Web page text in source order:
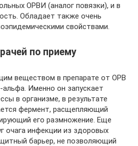
ОРВИ (аналог повязки), и в
Обладает также очень
свойствами.
по приему
веществом в препарате от ОРВ
альфа. Именно он запускает
в организме, в результате
фермент, расщепляющий
его размножение. Еще
очага инфекции из здоровых
барьер, не позволяющий